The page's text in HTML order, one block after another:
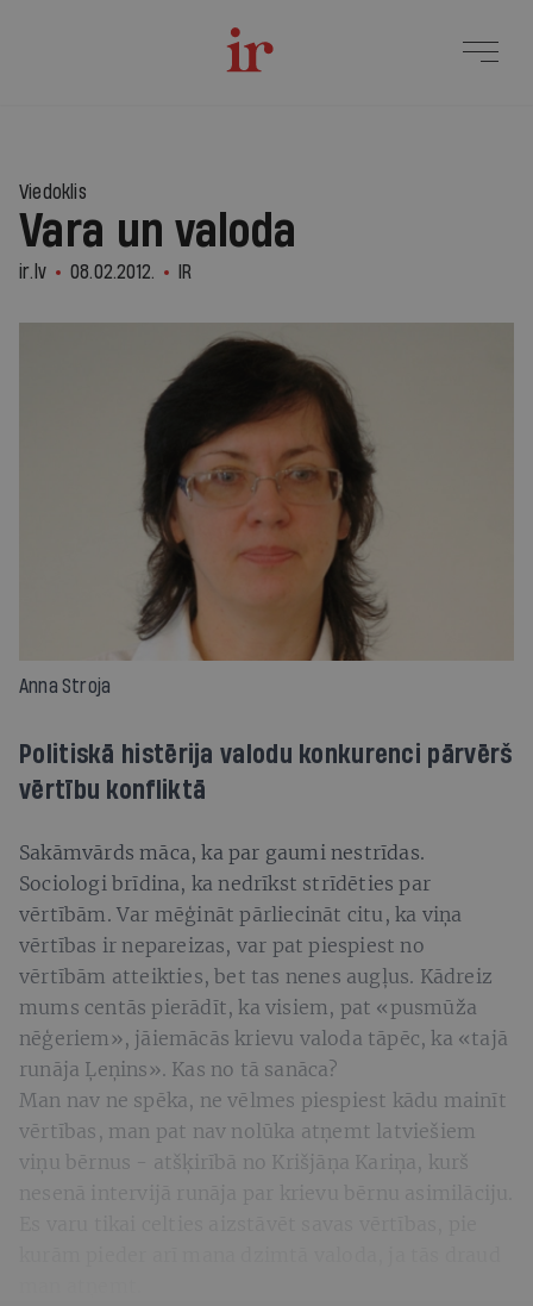
Viedoklis
Vara un valoda
ir.lv 08.02.2012. IR
Anna Stroja
Politiskā histērija valodu konkurenci pārvērš
vērtību konfliktā
Sakāmvārds māca, ka par gaumi nestrīdas.
Sociologi brīdina, ka nedrīkst strīdēties par
vērtībām. Var mēģināt pārliecināt citu, ka viņa
vērtības ir nepareizas, var pat piespiest no
vērtībām atteikties, bet tas nenes augļus. Kādreiz
mums centās pierādīt, ka visiem, pat «pusmūža
nēģeriem», jāiemācās krievu valoda tāpēc, ka «tajā
runāja Ļeņins». Kas no tā sanāca?
Man nav ne spēka, ne vēlmes piespiest kādu mainīt
vērtības, man pat nav nolūka atņemt latviešiem
viņu bērnus - atšķirībā no Krišjāņa Kariņa, kurš
nesenā intervijā runāja par krievu bērnu asimilāciju.